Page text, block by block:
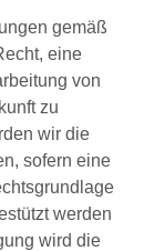
gemäß
eine
von
zu
wir die
sofern eine
werden
wird die